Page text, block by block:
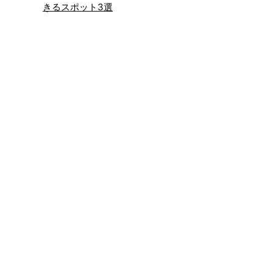
きるスポット3選